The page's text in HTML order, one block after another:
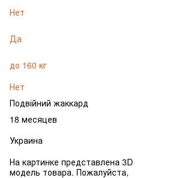
Нет
Да
до 160 кг
Нет
Подвійний жаккард
18 месяцев
Украина
На картинке представлена 3D
модель товара. Пожалуйста,